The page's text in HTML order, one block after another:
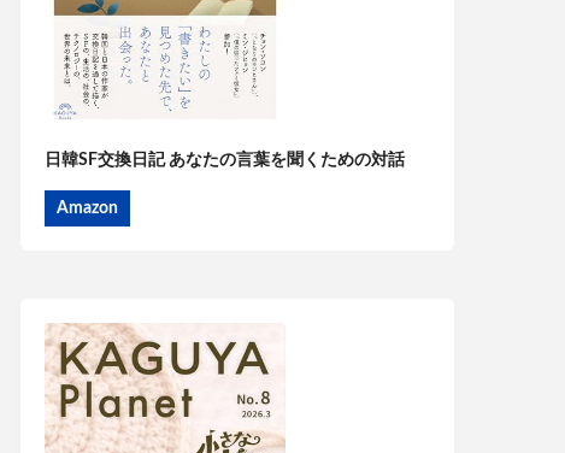
日韓SF交換日記 あなたの言葉を聞くための対話
Amazon